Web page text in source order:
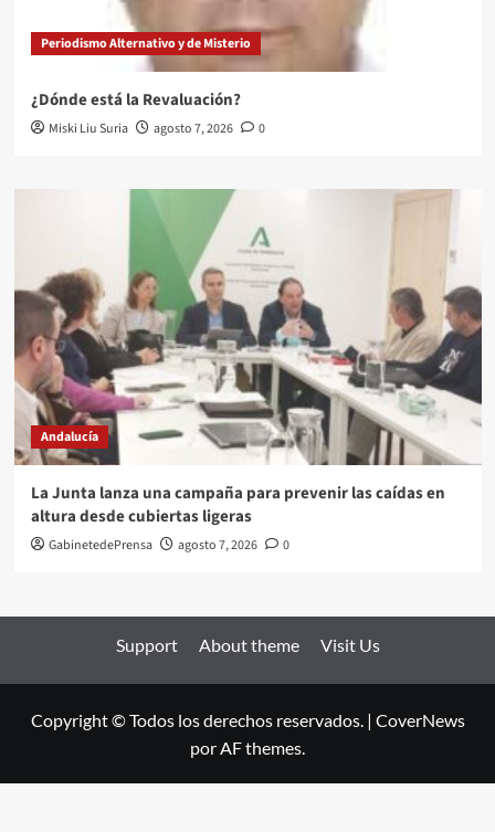
Periodismo Alternativo y de Misterio
¿Dónde está la Revaluación?
Miski Liu Suria agosto 7, 2026 0
Andalucía
La Junta lanza una campaña para prevenir las caídas en
altura desde cubiertas ligeras
GabinetedePrensa agosto 7, 2026 0
Support About theme Visit Us
Copyright © Todos los derechos reservados. | CoverNews
por AF themes.